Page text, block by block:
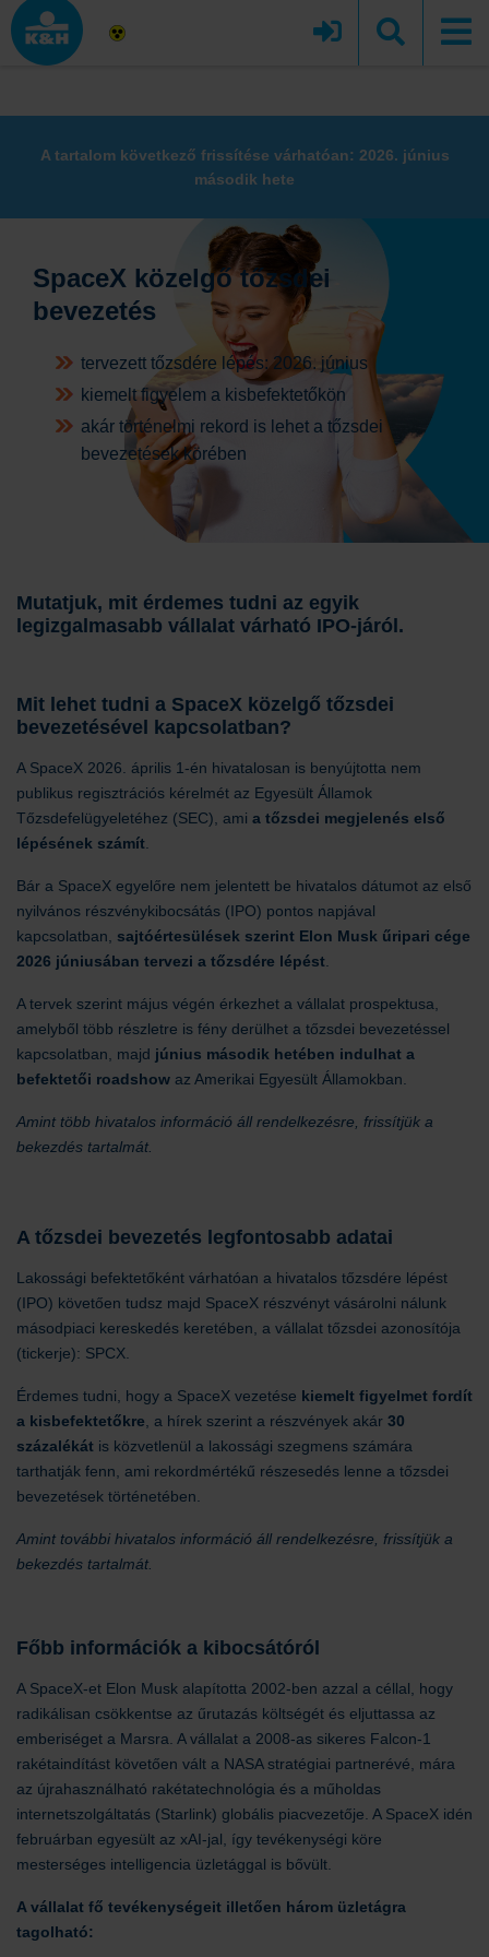
A tartalom következő frissítése várhatóan: 2026. június
második hete
SpaceX közelgő tőzsdei
bevezetés
tervezett tőzsdére lépés: 2026. június
kiemelt figyelem a kisbefektetőkön
akár történelmi rekord is lehet a tőzsdei
bevezetések körében
Mutatjuk, mit érdemes tudni az egyik
legizgalmasabb vállalat várható IPO-járól.
Mit lehet tudni a SpaceX közelgő tőzsdei
bevezetésével kapcsolatban?
A SpaceX 2026. április 1-én hivatalosan is benyújtotta nem
publikus regisztrációs kérelmét az Egyesült Államok
Tőzsdefelügyeletéhez (SEC), ami a tőzsdei megjelenés első
lépésének számít
Bár a SpaceX egyelőre nem jelentett be hivatalos dátumot az első
nyilvános részvénykibocsátás (IPO) pontos napjával
kapcsolatban, sajtóértesülések szerint Elon Musk űripari cége
2026 júniusában tervezi a tőzsdére lépést
A tervek szerint május végén érkezhet a vállalat prospektusa,
amelyből több részletre is fény derülhet a tőzsdei bevezetéssel
kapcsolatban, majd június második hetében indulhat a
befektetői roadshow az Amerikai Egyesült Államokban.
Amint több hivatalos információ áll rendelkezésre, frissítjük a
bekezdés tartalmát.
A tőzsdei bevezetés legfontosabb adatai
Lakossági befektetőként várhatóan a hivatalos tőzsdére lépést
(IPO) követően tudsz majd SpaceX részvényt vásárolni nálunk
másodpiaci kereskedés keretében, a vállalat tőzsdei azonosítója
(tickerje): SPCX.
Érdemes tudni, hogy a SpaceX vezetése kiemelt figyelmet fordít
a kisbefektetőkre , a hírek szerint a részvények akár 30
százalékát is közvetlenül a lakossági szegmens számára
tarthatják fenn, ami rekordmértékű részesedés lenne a tőzsdei
bevezetések történetében.
Amint további hivatalos információ áll rendelkezésre, frissítjük a
bekezdés tartalmát.
Főbb információk a kibocsátóról
A SpaceX-et Elon Musk alapította 2002-ben azzal a céllal, hogy
radikálisan csökkentse az űrutazás költségét és eljuttassa az
emberiséget a Marsra. A vállalat a 2008-as sikeres Falcon-1
rakétaindítást követően vált a NASA stratégiai partnerévé, mára
az újrahasználható rakétatechnológia és a műholdas
internetszolgáltatás (Starlink) globális piacvezetője. A SpaceX idén
februárban egyesült az xAI-jal, így tevékenységi köre
mesterséges intelligencia üzletággal is bővült.
A vállalat fő tevékenységeit illetően három üzletágra
tagolható: